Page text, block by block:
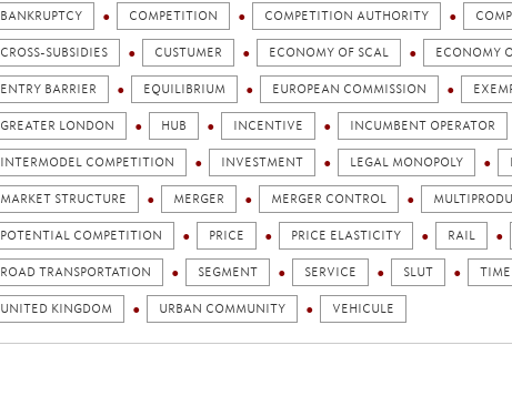
BANKRUPTCY COMPETITION COMPETITION AUTHORITY
CROSS-SUBSIDIES CUSTUMER ECONOMY OF SCAL ECONOMY
ENTRY BARRIER EQUILIBRIUM EUROPEAN COMMISSION
GREATER LONDON HUB INCENTIVE INCUMBENT OPERATOR
INTERMODEL COMPETITION INVESTMENT LEGAL MONOPOLY
MARKET STRUCTURE MERGER MERGER CONTROL
POTENTIAL COMPETITION PRICE PRICE ELASTICITY RAIL
ROAD TRANSPORTATION SEGMENT SERVICE SLUT TIME
UNITED KINGDOM URBAN COMMUNITY VEHICULE